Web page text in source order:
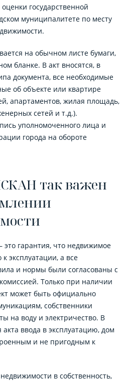
государственной
муниципалитете по месту
на обычном листе бумаги,
бланке. В акт вносятся, в
документа, все необходимые
об объекте или квартире
апартаментов, жилая площадь,
сетей и т.д.).
уполномоченного лица и
города на обороте
так важен
это гарантия, что недвижимое
эксплуатации, а все
и нормы были согласованы с
Только при наличии
может быть официально
собственники
на воду и электричество. В
акта ввода в эксплуатацию, дом
и не пригодным к
в собственность,